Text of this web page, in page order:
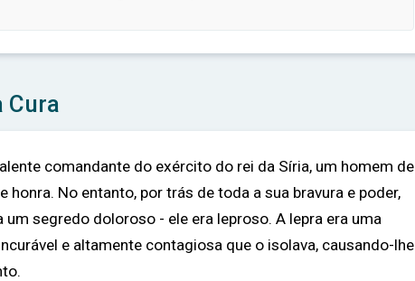
Cura
comandante do exército do rei da Síria, um homem de
honra. No entanto, por trás de toda a sua bravura e poder,
um segredo doloroso - ele era leproso. A lepra era uma
e altamente contagiosa que o isolava, causando-lhe